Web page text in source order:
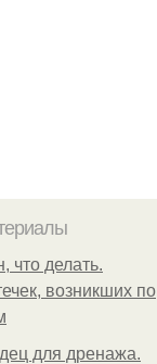
что делать.
возникших по
для дренажа.